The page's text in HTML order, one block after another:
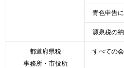
青色申告
源泉税の
都道府県税
事務所・市役所
すべての